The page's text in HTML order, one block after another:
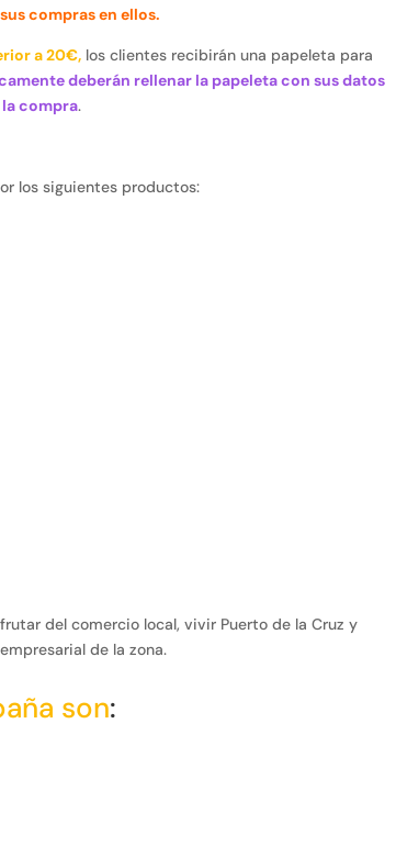
compras en ellos.
a 20€, los clientes recibirán una papeleta para
deberán rellenar la papeleta con sus datos
compra.
los siguientes productos:
del comercio local, vivir Puerto de la Cruz y
de la zona.
son: